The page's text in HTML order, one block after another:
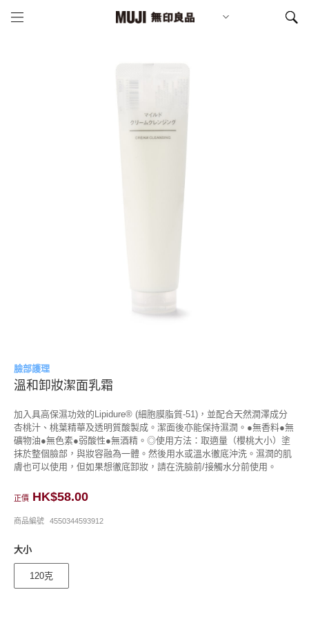
臉部護理
溫和卸妝潔面乳霜
加入具高保濕功效的Lipidure® (細胞膜脂質-51)，並配合天然潤澤成分
杏桃汁、桃葉精華及透明質酸製成。潔面後亦能保持濕潤。●無香料●無
礦物油●無色素●弱酸性●無酒精。◎使用方法：取適量（櫻桃大小）塗
抹於整個臉部，與妝容融為一體。然後用水或溫水徹底沖洗。濕潤的肌
膚也可以使用，但如果想徹底卸妝，請在洗臉前/接觸水分前使用。
正價 HK$58.00
商品編號 4550344593912
大小
120克